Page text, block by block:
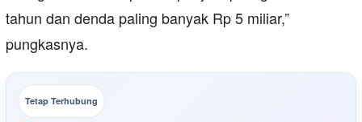
tahun dan denda paling banyak Rp 5 miliar,”
pungkasnya.
Tetap Terhubung